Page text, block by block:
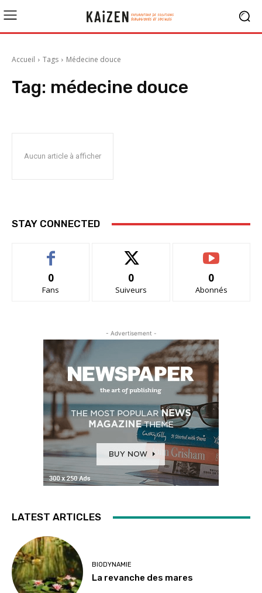
Accueil Tags Médecine douce
Tag: médecine douce
Aucun article à afficher
STAY CONNECTED
0
Fans
0
Suiveurs
0
Abonnés
- Advertisement -
LATEST ARTICLES
BIODYNAMIE
La revanche des mares